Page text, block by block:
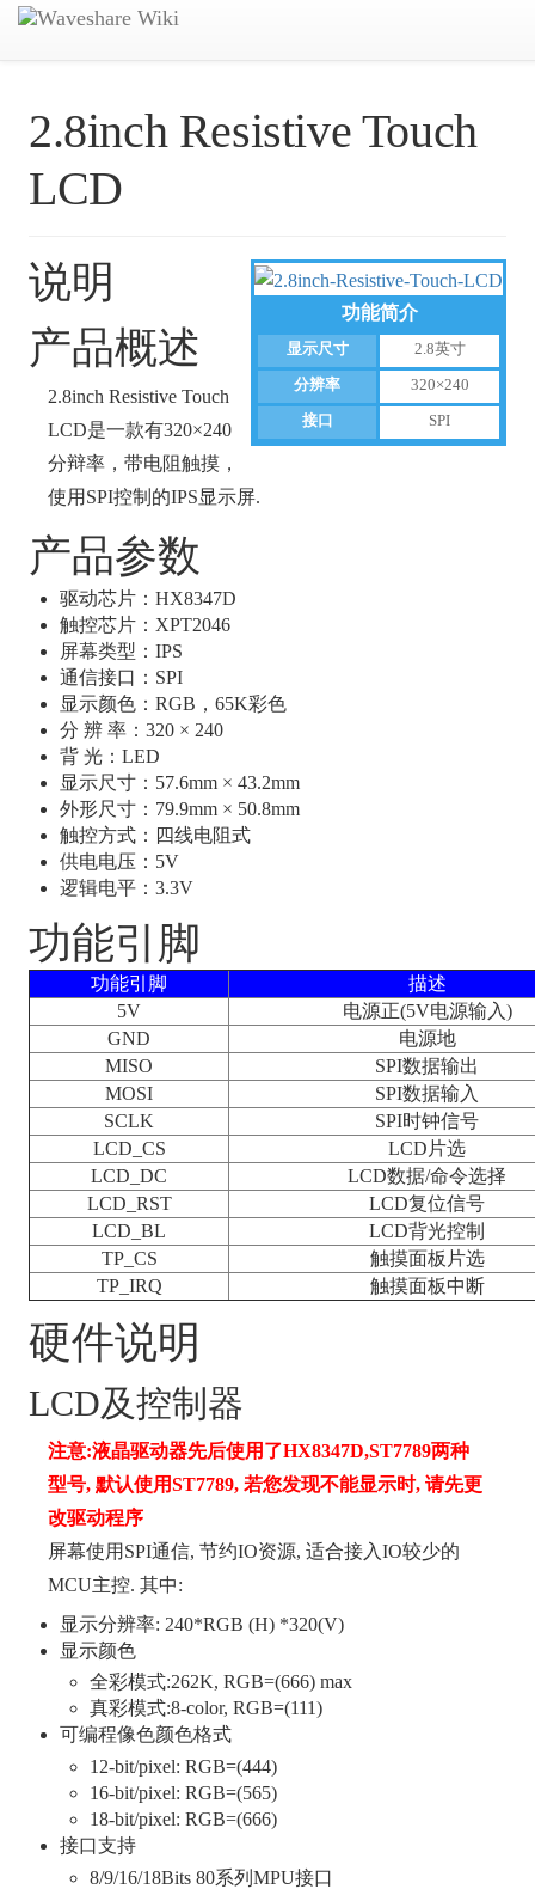
2.8inch Resistive Touch
LCD
功能简介
显示尺寸 2.8英寸
分辨率 320×240
接口 SPI
说明
产品概述
2.8inch Resistive Touch
LCD是一款有320×240
分辩率，带电阻触摸，
使用SPI控制的IPS显示屏.
产品参数
驱动芯片：HX8347D
触控芯片：XPT2046
屏幕类型：IPS
通信接口：SPI
显示颜色：RGB，65K彩色
分 辨 率：320 × 240
背 光：LED
显示尺寸：57.6mm × 43.2mm
外形尺寸：79.9mm × 50.8mm
触控方式：四线电阻式
供电电压：5V
逻辑电平：3.3V
功能引脚
功能引脚
描述
5V
电源正(5V电源输入)
GND
电源地
MISO
SPI数据输出
MOSI
SPI数据输入
SCLK
SPI时钟信号
LCD_CS
LCD片选
LCD_DC
LCD数据/命令选择
LCD_RST
LCD复位信号
LCD_BL
LCD背光控制
TP_CS
触摸面板片选
TP_IRQ
触摸面板中断
硬件说明
LCD及控制器
注意:液晶驱动器先后使用了HX8347D,ST7789两种
型号, 默认使用ST7789, 若您发现不能显示时, 请先更
改驱动程序
屏幕使用SPI通信, 节约IO资源, 适合接入IO较少的
MCU主控. 其中:
显示分辨率: 240*RGB (H) *320(V)
显示颜色
全彩模式:262K, RGB=(666) max
真彩模式:8-color, RGB=(111)
可编程像色颜色格式
12-bit/pixel: RGB=(444)
16-bit/pixel: RGB=(565)
18-bit/pixel: RGB=(666)
接口支持
8/9/16/18Bits 80系列MPU接口